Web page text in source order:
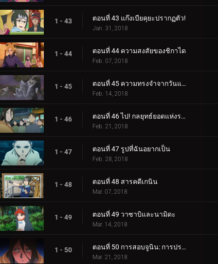
1 - 43 ตอนที่ 43 แก๊งเบียคุยะปรากฏตัว!
Jan. 31, 2018
1 - 44 ตอนที่ 44 ความสงสัยของชิกาได
Feb. 07, 2018
1 - 45 ตอนที่ 45 ความทรงจำจากวันแห่งหิมะ
Feb. 14, 2018
1 - 46 ตอนที่ 46 ไป! กลยุทธ์ยอดแห่งราตรี
Feb. 21, 2018
1 - 47 ตอนที่ 47 รูปที่ฉันอยากเป็น
Feb. 28, 2018
1 - 48 ตอนที่ 48 สารคดีเกนิน
Mar. 07, 2018
1 - 49 ตอนที่ 49 วาซาบิและนามิดะ
Mar. 14, 2018
1 - 50 ตอนที่ 50 การสอบจูนิน: การประชุมข้อเสนอแนะ
Mar. 21, 2018